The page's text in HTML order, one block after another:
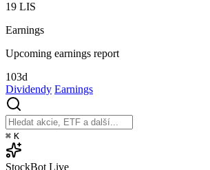
19 LIS
Earnings
Upcoming earnings report
103d
Dividendy Earnings
⌘ K
StockBot Live